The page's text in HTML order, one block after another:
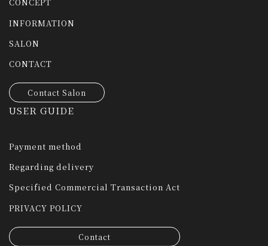
CONCEPT
INFORMATION
SALON
CONTACT
Contact Salon
USER GUIDE
Payment method
Regarding delivery
Specified Commercial Transaction Act
PRIVACY POLICY
Contact